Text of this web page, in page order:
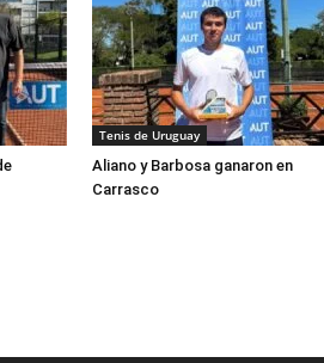
Tenis de Uruguay
Aliano y Barbosa ganaron en
Carrasco